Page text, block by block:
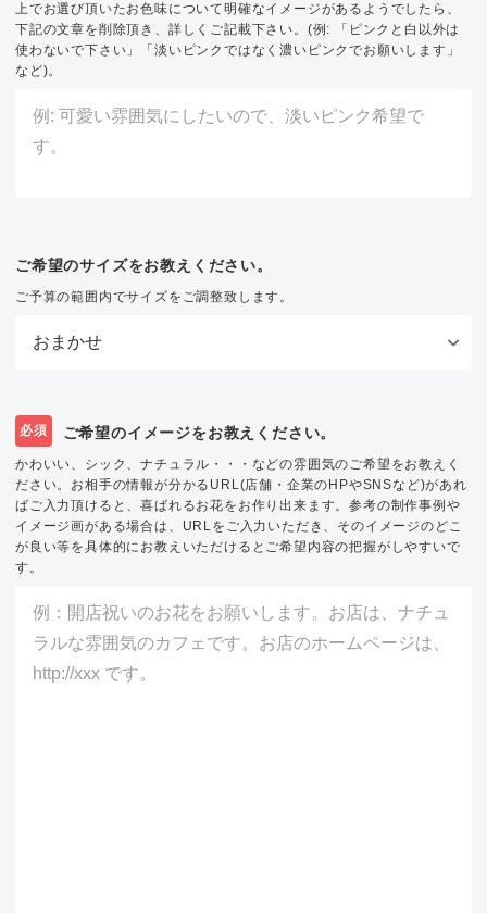
上でお選び頂いたお色味について明確なイメージがあるようでしたら、
下記の文章を削除頂き、詳しくご記載下さい。(例: 「ピンクと白以外は
使わないで下さい」「淡いピンクではなく濃いピンクでお願いします」
など)。
ご希望のサイズをお教えください。
ご予算の範囲内でサイズをご調整致します。
必須 ご希望のイメージをお教えください。
かわいい、シック、ナチュラル・・・などの雰囲気のご希望をお教えく
ださい。お相手の情報が分かるURL(店舗・企業のHPやSNSなど)があれ
ばご入力頂けると、喜ばれるお花をお作り出来ます。参考の制作事例や
イメージ画がある場合は、URLをご入力いただき、そのイメージのどこ
が良い等を具体的にお教えいただけるとご希望内容の把握がしやすいで
す。